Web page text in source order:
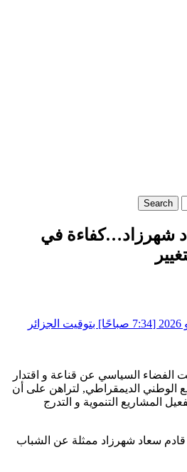
Search
شهرزاد…كفاءة في
بوهران دخلت الفضاء السياسي عن قناعة و اقتدار
الوطني الديمقراطي, لتراهن على أن
المشاريع التنموية و التدرج
سعاد شهرزاد ممثلة عن الشباب